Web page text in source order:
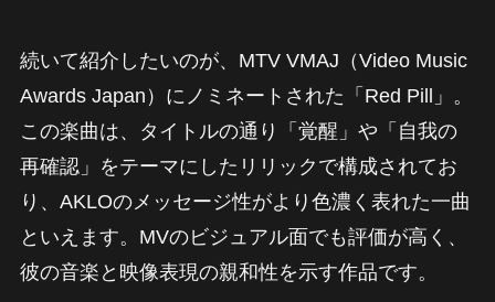
続いて紹介したいのが、MTV VMAJ（Video Music
Awards Japan）にノミネートされた「Red Pill」。
この楽曲は、タイトルの通り「覚醒」や「自我の
再確認」をテーマにしたリリックで構成されてお
り、AKLOのメッセージ性がより色濃く表れた一曲
といえます。MVのビジュアル面でも評価が高く、
彼の音楽と映像表現の親和性を示す作品です。